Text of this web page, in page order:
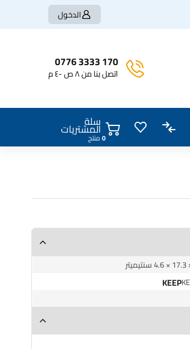
الدخول
170 3333 0776
اتصل بنا من ٨ ص -٤ م
سلة
المشتريات0منتج
فلتر شوتة | توسان – سبورتج | KEEP | 28113-08000
KEEP